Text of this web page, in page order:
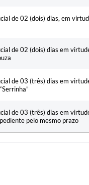
de 02 (dois) dias, em
de 02 (dois) dias em
de 03 (três) dias em
de 03 (três) dias em
pelo mesmo prazo